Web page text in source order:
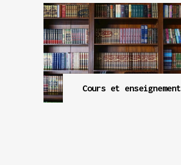
Cours et enseignement